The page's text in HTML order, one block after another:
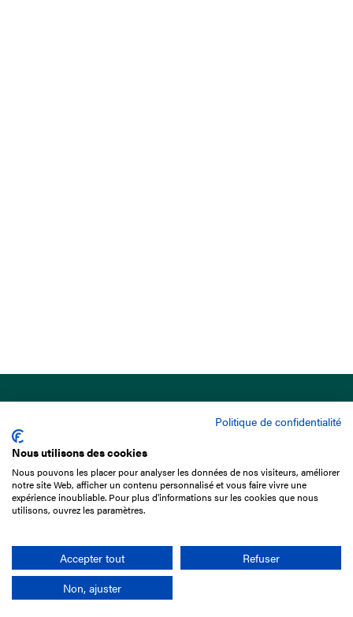
15 Boulevard de Douaumont
75017 Paris
01 49 10 20 29
Rechercher
Politique de confidentialité
Nous utilisons des cookies
Nous pouvons les placer pour analyser les données de nos visiteurs, améliorer
notre site Web, afficher un contenu personnalisé et vous faire vivre une
expérience inoubliable. Pour plus d'informations sur les cookies que nous
utilisons, ouvrez les paramètres.
Accepter tout
Refuser
Non, ajuster